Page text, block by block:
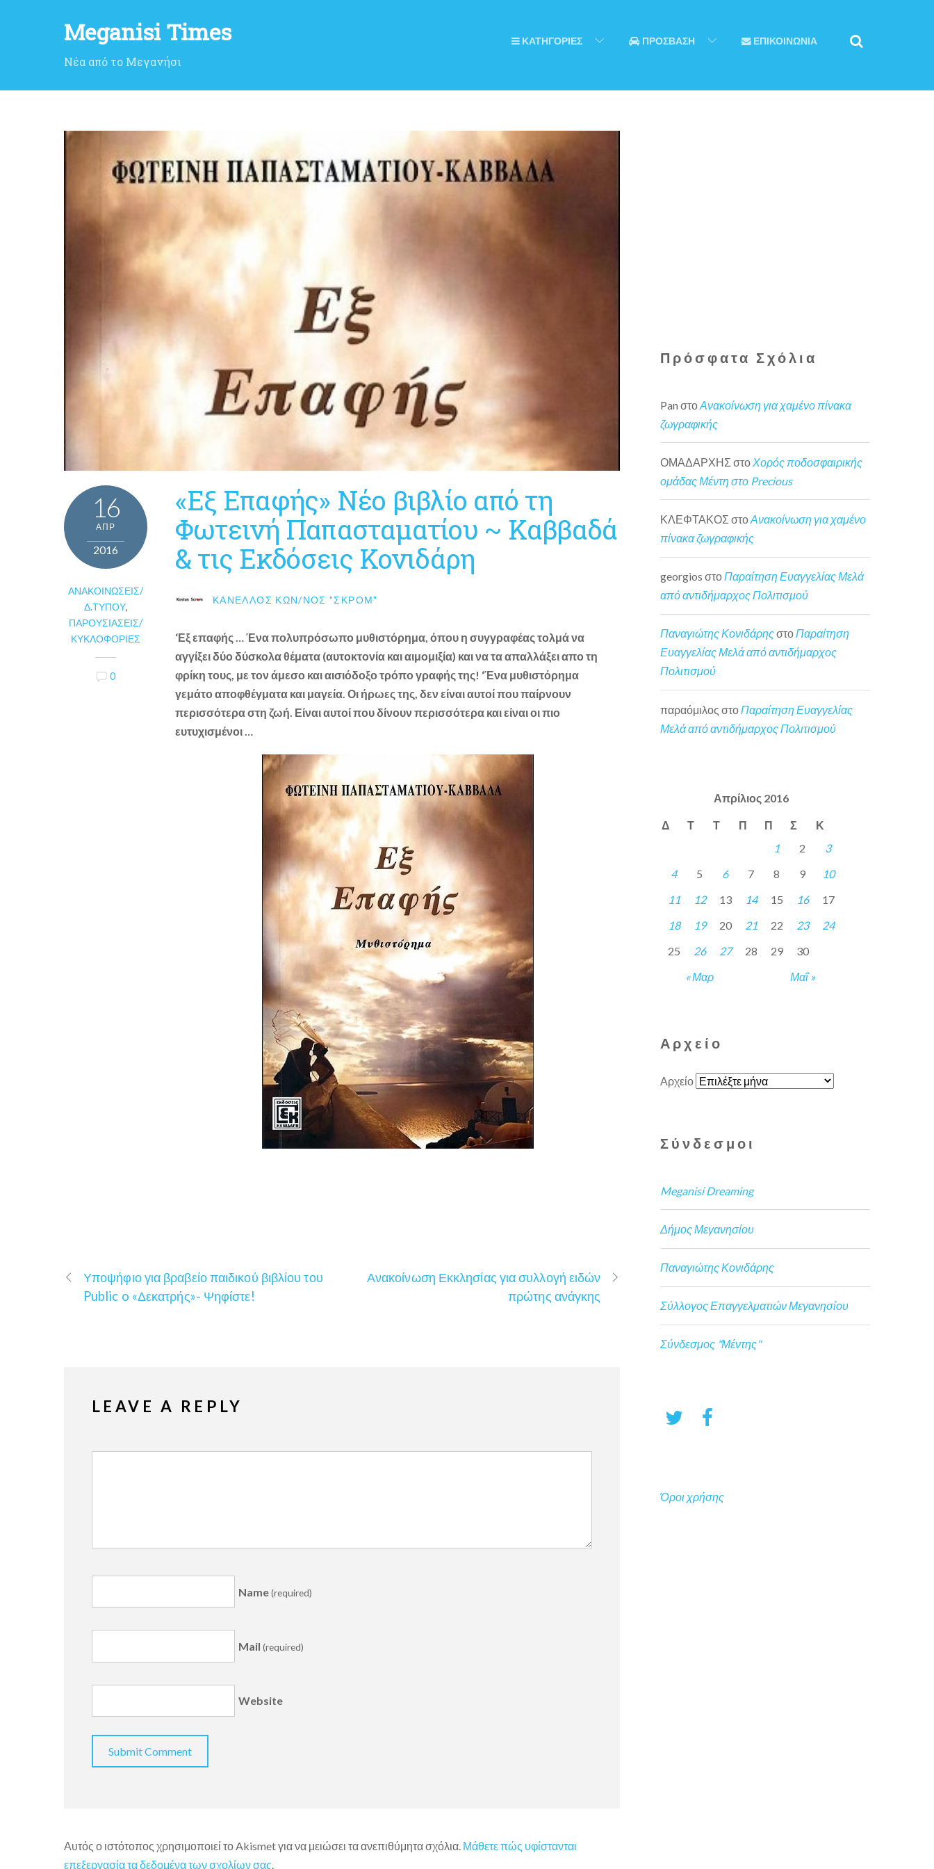
Meganisi Times
Νέα από το Μεγανήσι
ΚΑΤΗΓΟΡΙΕΣ ΠΡΟΣΒΑΣΗ ΕΠΙΚΟΙΝΩΝΙΑ
16
ΑΠΡ
2016
ΑΝΑΚΟΙΝΏΣΕΙΣ/
Δ.ΤΎΠΟΥ,
ΠΑΡΟΥΣΙΆΣΕΙΣ/
ΚΥΚΛΟΦΟΡΊΕΣ
0
«Εξ Επαφής» Νέο βιβλίο από τη
Φωτεινή Παπασταματίου ~ Καββαδά
& τις Εκδόσεις Κονιδάρη
ΚΑΝΈΛΛΟΣ ΚΩΝ/ΝΟΣ "ΣΚΡΟΜ"
‘Εξ επαφής … Ένα πολυπρόσωπο μυθιστόρημα, όπου η συγγραφέας τολμά να
αγγίξει δύο δύσκολα θέματα (αυτοκτονία και αιμομιξία) και να τα απαλλάξει απο τη
φρίκη τους, με τον άμεσο και αισιόδοξο τρόπο γραφής της! ‘Ένα μυθιστόρημα
γεμάτο αποφθέγματα και μαγεία. Οι ήρωες της, δεν είναι αυτοί που παίρνουν
περισσότεραστη ζωή. Είναι αυτοί που δίνουν περισσότερα και είναι οι πιο
ευτυχισμένοι …
Υποψήφιο για βραβείο παιδικού βιβλίου του
Public o «Δεκατρής»- Ψηφίστε!
Ανακοίνωση Εκκλησίας για συλλογή ειδών
πρώτης ανάγκης
LEAVE A REPLY
Name(required)
Mail(required)
Website
Αυτός ο ιστότοπος χρησιμοποιεί το Akismet για να μειώσει τα ανεπιθύμητα σχόλια. Μάθετε πώς υφίστανται
επεξεργασία τα δεδομένα των σχολίων σας.
Πρόσφατα Σχόλια
Pan στοΑνακοίνωση για χαμένο πίνακα
ζωγραφικής
ΟΜΑΔΑΡΧΗΣ στο Χορός ποδοσφαιρικής
ομάδας Μέντη στο Precious
ΚΛΕΦΤΑΚΟΣ στοΑνακοίνωση για χαμένο
πίνακα ζωγραφικής
georgios στοΠαραίτηση Ευαγγελίας Μελά
από αντιδήμαρχος Πολιτισμού
Παναγιώτης ΚονιδάρηςστοΠαραίτηση
Ευαγγελίας Μελά από αντιδήμαρχος
Πολιτισμού
παραόμιλος στο Παραίτηση Ευαγγελίας
Μελά από αντιδήμαρχος Πολιτισμού
Απρίλιος 2016
Δ Τ Τ Π Π Σ Κ
« Μαρ Μαΐ »
1 2
3
4
5 6 7 8 9
10
11
12 13 14 15 16
17
18
19 20 21 22 23
24
25
26 27 28 29 30
Αρχείο
Αρχείο
Σύνδεσμοι
Meganisi Dreaming
Δήμος Μεγανησίου
Παναγιώτης Κονιδάρης
Σύλλογος Επαγγελματιών Μεγανησίου
Σύνδεσμος "Μέντης"
Όροι χρήσης